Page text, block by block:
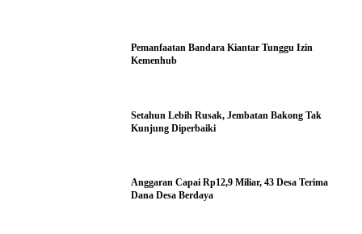
Pemanfaatan Bandara Kiantar Tunggu Izin
Kemenhub
Setahun Lebih Rusak, Jembatan Bakong Tak
Kunjung Diperbaiki
Anggaran Capai Rp12,9 Miliar, 43 Desa Terima
Dana Desa Berdaya